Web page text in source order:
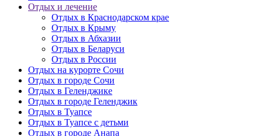
Отдых и лечение
Отдых в Краснодарском крае
Отдых в Крыму
Отдых в Абхазии
Отдых в Беларуси
Отдых в России
Отдых на курорте Сочи
Отдых в городе Сочи
Отдых в Геленджике
Отдых в городе Геленджик
Отдых в Туапсе
Отдых в Туапсе с детьми
Отдых в городе Анапа